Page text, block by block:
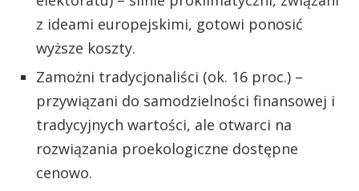
z ideami europejskimi, gotowi ponosić
wyższe koszty.
Zamożni tradycjonaliści (ok. 16 proc.) –
przywiązani do samodzielności finansowej i
tradycyjnych wartości, ale otwarci na
rozwiązania proekologiczne dostępne
cenowo.